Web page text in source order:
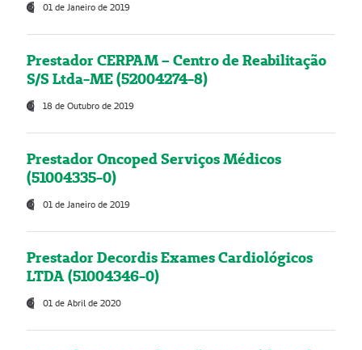
01 de Janeiro de 2019
Prestador CERPAM – Centro de Reabilitação
S/S Ltda-ME (52004274-8)
18 de Outubro de 2019
Prestador Oncoped Serviços Médicos
(51004335-0)
01 de Janeiro de 2019
Prestador Decordis Exames Cardiológicos
LTDA (51004346-0)
01 de Abril de 2020